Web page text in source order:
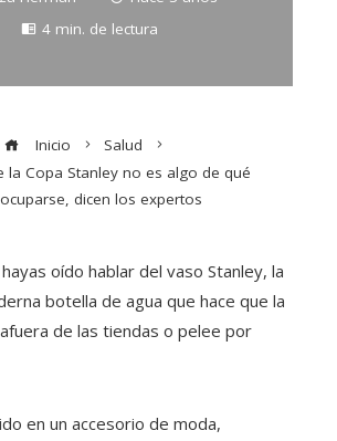
4 min. de lectura
Inicio
Salud
la Copa Stanley no es algo de qué
dicen los expertos
oído hablar del vaso Stanley, la
botella de agua que hace que la
de las tiendas o pelee por
en un accesorio de moda,